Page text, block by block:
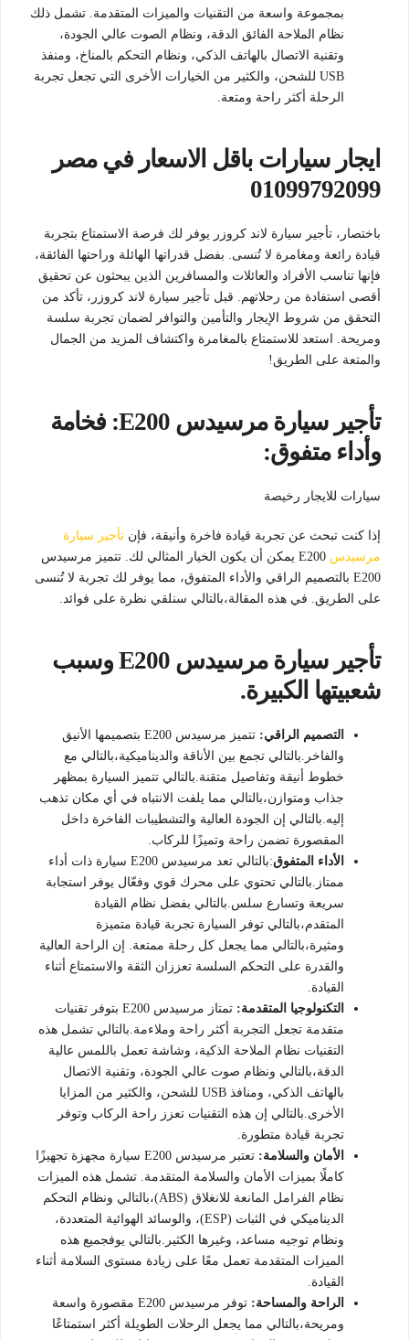
بمجموعة واسعة من التقنيات والميزات المتقدمة. تشمل ذلك
نظام الملاحة الفائق الدقة، ونظام الصوت عالي الجودة،
وتقنية الاتصال بالهاتف الذكي، ونظام التحكم بالمناخ، ومنفذ
USB للشحن، والكثير من الخيارات الأخرى التي تجعل تجربة
الرحلة أكثر راحة ومتعة.
ايجار سيارات باقل الاسعار في مصر
01099792099
باختصار، تأجير سيارة لاند كروزر يوفر لك فرصة الاستمتاع بتجربة
قيادة رائعة ومغامرة لا تُنسى. بفضل قدراتها الهائلة وراحتها الفائقة،
فإنها تناسب الأفراد والعائلات والمسافرين الذين يبحثون عن تحقيق
أقصى استفادة من رحلاتهم. قبل تأجير سيارة لاند كروزر، تأكد من
التحقق من شروط الإيجار والتأمين والتوافر لضمان تجربة سلسة
ومريحة. استعد للاستمتاع بالمغامرة واكتشاف المزيد من الجمال
والمتعة على الطريق!
تأجير سيارة مرسيدس E200: فخامة
وأداء متفوق:
سيارات للايجار رخيصة
إذا كنت تبحث عن تجربة قيادة فاخرة وأنيقة، فإن تأجير سيارة
مرسيدس
E200 يمكن أن يكون الخيار المثالي لك. تتميز مرسيدس
E200 بالتصميم الراقي والأداء المتفوق، مما يوفر لك تجربة لا تُنسى
على الطريق. في هذه المقالة،بالتالي سنلقي نظرة على فوائد.
تأجير سيارة مرسيدس E200 وسبب
شعبيتها الكبيرة.
التصميم الراقي:
تتميز مرسيدس E200 بتصميمها الأنيق
والفاخر.بالتالي تجمع بين الأناقة والديناميكية،بالتالي مع
خطوط أنيقة وتفاصيل متقنة.بالتالي تتميز السيارة بمظهر
جذاب ومتوازن،بالتالي مما يلفت الانتباه في أي مكان تذهب
إليه.بالتالي إن الجودة العالية والتشطيبات الفاخرة داخل
المقصورة تضمن راحة وتميزًا للركاب.
الأداء المتفوق
:بالتالي تعد مرسيدس E200 سيارة ذات أداء
ممتاز.بالتالي تحتوي على محرك قوي وفعّال يوفر استجابة
سريعة وتسارع سلس.بالتالي بفضل نظام القيادة
المتقدم،بالتالي توفر السيارة تجربة قيادة متميزة
ومثيرة،بالتالي مما يجعل كل رحلة ممتعة. إن الراحة العالية
والقدرة على التحكم السلسة تعززان الثقة والاستمتاع أثناء
القيادة.
التكنولوجيا المتقدمة:
تمتاز مرسيدس E200 بتوفر تقنيات
متقدمة تجعل التجربة أكثر راحة وملاءمة.بالتالي تشمل هذه
التقنيات نظام الملاحة الذكية، وشاشة تعمل باللمس عالية
الدقة،بالتالي ونظام صوت عالي الجودة، وتقنية الاتصال
بالهاتف الذكي، ومنافذ USB للشحن، والكثير من المزايا
الأخرى.بالتالي إن هذه التقنيات تعزز راحة الركاب وتوفر
تجربة قيادة متطورة.
الأمان والسلامة:
تعتبر مرسيدس E200 سيارة مجهزة تجهيزًا
كاملًا بميزات الأمان والسلامة المتقدمة. تشمل هذه الميزات
نظام الفرامل المانعة للانغلاق (ABS)،بالتالي ونظام التحكم
الديناميكي في الثبات (ESP)، والوسائد الهوائية المتعددة،
ونظام توجيه مساعد، وغيرها الكثير.بالتالي يوفجميع هذه
الميزات المتقدمة تعمل معًا على زيادة مستوى السلامة أثناء
القيادة.
الراحة والمساحة:
توفر مرسيدس E200 مقصورة واسعة
ومريحة،بالتالي مما يجعل الرحلات الطويلة أكثر استمتاعًا